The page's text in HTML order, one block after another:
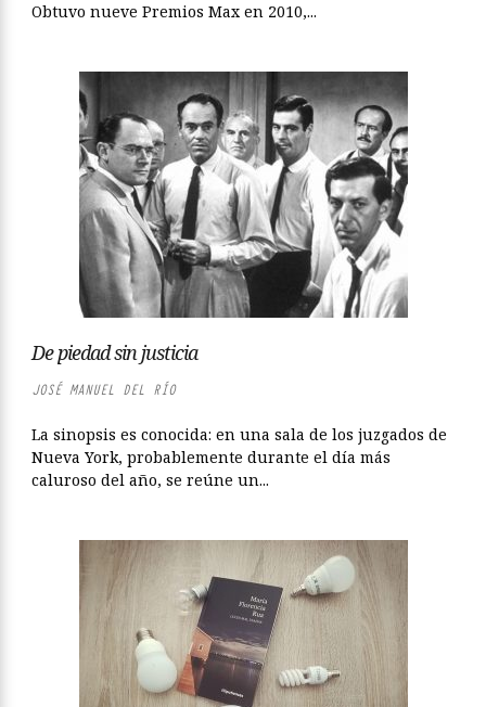
Obtuvo nueve Premios Max en 2010,...
De piedad sin justicia
JOSÉ MANUEL DEL RÍO
La sinopsis es conocida: en una sala de los juzgados de
Nueva York, probablemente durante el día más
caluroso del año, se reúne un...